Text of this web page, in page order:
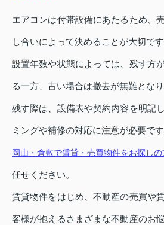
エアコンは付帯設備にあたるため、
し合いによって決めることが大切です
設置年数や状態によっては、残す方
る一方、古い場合は撤去が無難となり
残す際は、設備表や契約内容を明記
ミングや補修の対応に注意が必要です
岡山・倉敷で賃貸・売買物件をお探し
任せください。
賃貸物件をはじめ、不動産の売買や
客様が抱えるさまざまな不動産のお